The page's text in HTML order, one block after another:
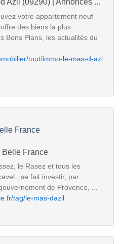
votre appartement neuf
des biens la plus
Bons Plans, les actualités du
tout/immo-le-mas-d-azi
France
le Rasez et tous les
; se fait investir, par
de Provence, ...
tag/le-mas-dazil